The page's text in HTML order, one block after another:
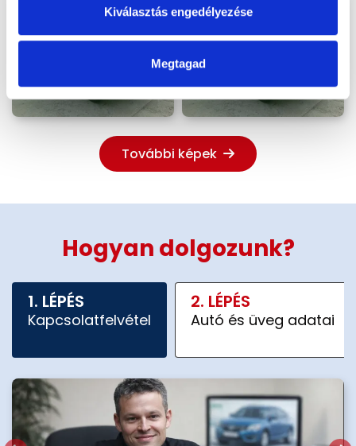
Kiválasztás engedélyezése
Megtagad
További képek
Hogyan dolgozunk?
1. LÉPÉS
Kapcsolatfelvétel
2. LÉPÉS
Autó és üveg adatai